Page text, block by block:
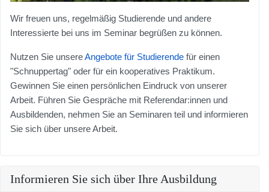
Wir freuen uns, regelmäßig Studierende und andere
Interessierte bei uns im Seminar begrüßen zu können.
Nutzen Sie unsereAngebote für Studierende für einen
"Schnuppertag" oder für ein kooperatives Praktikum.
Gewinnen Sie einen persönlichen Eindruck von unserer
Arbeit. Führen Sie Gespräche mit Referendar:innen und
Ausbildenden, nehmen Sie an Seminaren teil und informieren
Sie sich über unsere Arbeit.
Informieren Sie sich über Ihre Ausbildung